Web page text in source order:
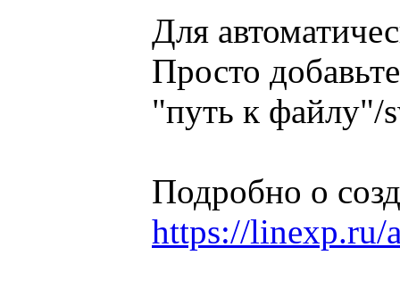
Для
Просто
"путь к файлу"/
Подробно о
https://linexp.ru/